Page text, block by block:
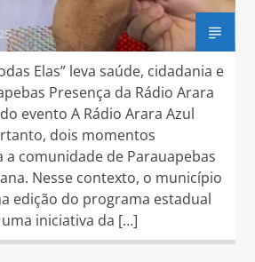
Elas” leva saúde, cidadania e
Presença da Rádio Arara
evento A Rádio Arara Azul
dois momentos
comunidade de Parauapebas
Nesse contexto, o município
edição do programa estadual
uma iniciativa da […]